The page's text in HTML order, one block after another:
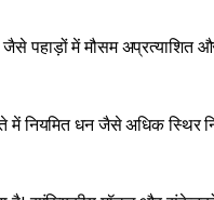
पहाड़ों में मौसम अप्रत्याशित
में नियमित धन जैसे अधिक स्थिर